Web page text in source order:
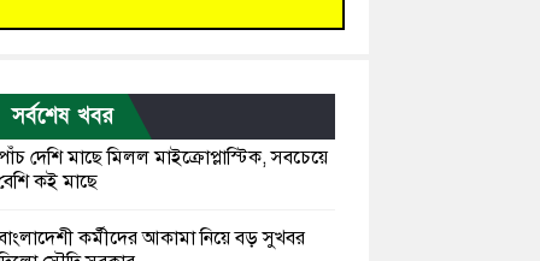
সর্বশেষ খবর
দেশি মাছে মিলল মাইক্রোপ্লাস্টিক, সবচেয়ে
কই মাছে
কর্মীদের আকামা নিয়ে বড় সুখবর